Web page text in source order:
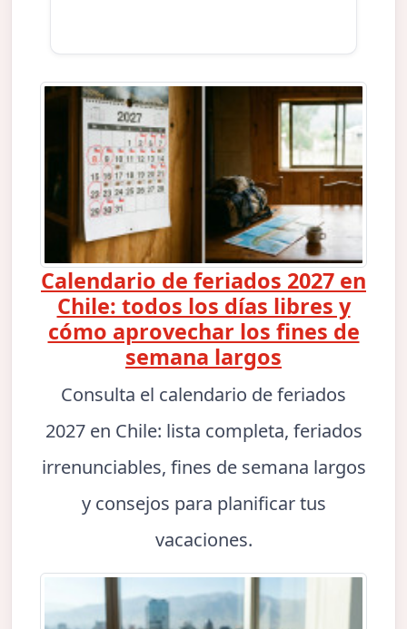
Calendario de feriados 2027 en
Chile: todos los días libres y
cómo aprovechar los fines de
semana largos
Consulta el calendario de feriados
2027 en Chile: lista completa, feriados
irrenunciables, fines de semana largos
y consejos para planificar tus
vacaciones.